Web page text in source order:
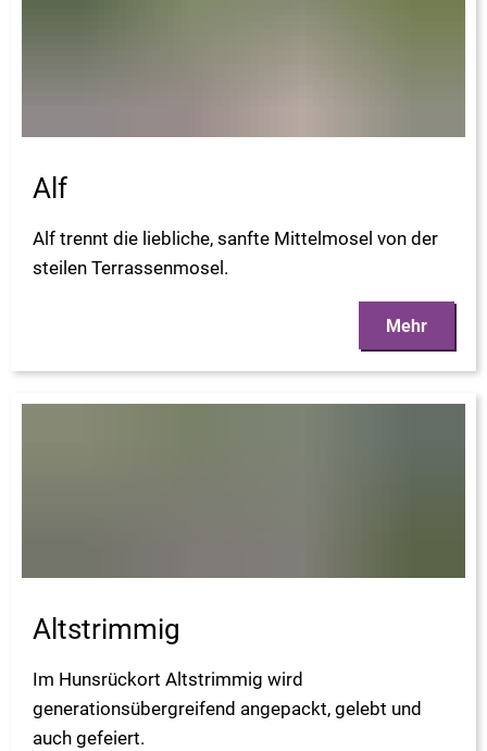
Alf
Alf trennt die liebliche, sanfte Mittelmosel von der
steilen Terrassenmosel.
Mehr
Altstrimmig
Im Hunsrückort Altstrimmig wird
generationsübergreifend angepackt, gelebt und
auch gefeiert.